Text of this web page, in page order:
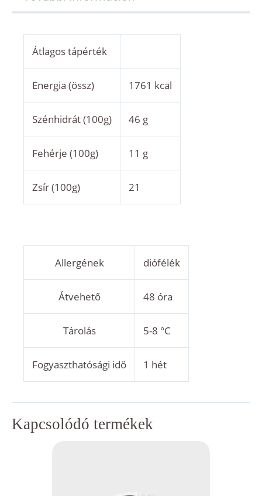
Átlagos tápérték
Energia (össz) 1761 kcal
Szénhidrát (100g) 46 g
Fehérje (100g) 11 g
Zsír (100g) 21
Allergének diófélék
Átvehető 48 óra
Tárolás 5-8 °C
Fogyaszthatósági idő 1 hét
Kapcsolódó termékek